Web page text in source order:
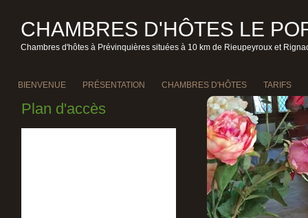
CHAMBRES D'HÔTES LE
Chambres d'hôtes à Prévinquières situées à 10 km de Rieupeyroux et
BIENVENUE PRÉSENTATION CHAMBRES D'HÔTES TARIFS
Plan d'accès